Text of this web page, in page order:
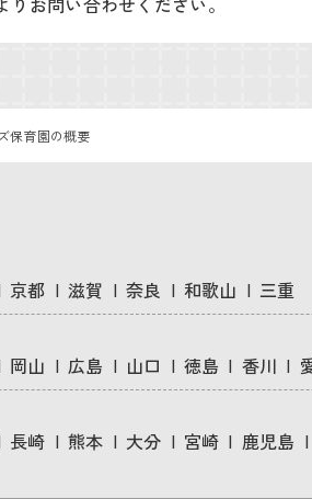
保育園の概要
京都 滋賀 奈良 和歌山
三重
岡山 広島 山口 徳島 香川
長崎 熊本 大分 宮崎 鹿児島